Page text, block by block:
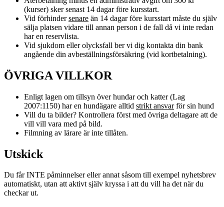
(kurser) sker senast 14 dagar före kursstart.
Vid förhindersenare än 14 dagar före kursstart måste du själv
sälja platsen vidare till annan person i de fall då vi inte redan
har en reservlista.
Vid sjukdom eller olycksfall ber vi dig kontakta din bank
angående din avbeställningsförsäkring (vid kortbetalning).
ÖVRIGA VILLKOR
Enligt lagen om tillsyn över hundar och katter (Lag
2007:1150) har en hundägare alltid strikt ansvarför sin hund
Vill du ta bilder? Kontrollera först med övriga deltagare att de
vill vill vara med på bild.
Filmning av lärare är inte tillåten.
Utskick
Du får INTE påminnelser eller annat såsom till exempel nyhetsbrev
automatiskt, utan att aktivt själv kryssa i att du vill ha det när du
checkar ut.